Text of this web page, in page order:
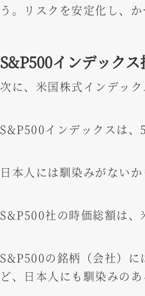
う。リスクを安定化し、
S&P500インデック
次に、米国株式インデッ
S&P500インデックスは、
日本人には馴染みがない
S&P500社の時価総額は、
S&P500の銘柄（会社）
ど、日本人にも馴染みの